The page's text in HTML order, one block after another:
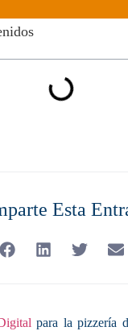
Esta
para la pizzería